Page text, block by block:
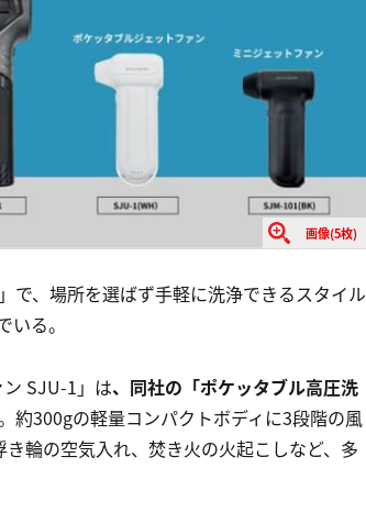
画像(5枚)
で、場所を選ばず手軽に洗浄できるスタイル
る。
SJU-1」は、同社の「ポケッタブル高圧洗
約300gの軽量コンパクトボディに3段階の風
輪の空気入れ、焚き火の火起こしなど、多